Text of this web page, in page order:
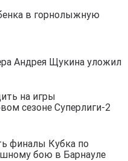
в горнолыжную
Андрея Щукина уложил
на игры
сезоне Суперлиги-2
финалы Кубка по
бою в Барнауле